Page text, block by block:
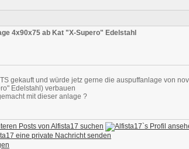
4x90x75 ab Kat "X-Supero" Edelstahl
gekauft und würde jetz gerne die auspuffanlage von
Edelstahl) verbauen
mit dieser anlage ?